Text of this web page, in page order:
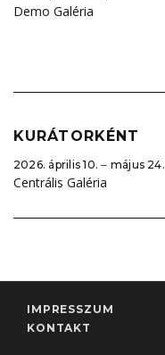
Demo Galéria
KURÁTORKÉNT
2026. április 10. ‒ május 24.
Centrális Galéria
IMPRESSZUM
KONTAKT